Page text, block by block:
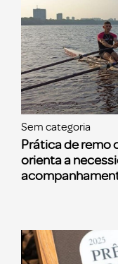
Sem categoria
Prática de remo
orienta a